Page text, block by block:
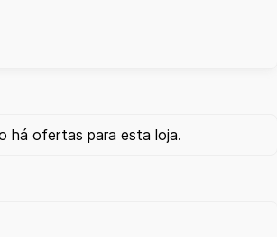
há ofertas para esta loja.